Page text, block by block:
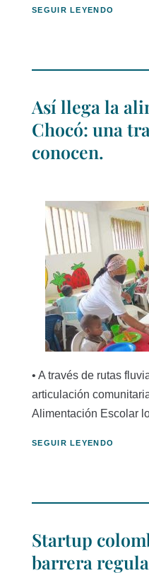
SEGUIR LEYENDO
Así llega la
Chocó: una
conocen.
• A través de rutas
articulación
Alimentación Escolar
SEGUIR LEYENDO
Startup
barrera